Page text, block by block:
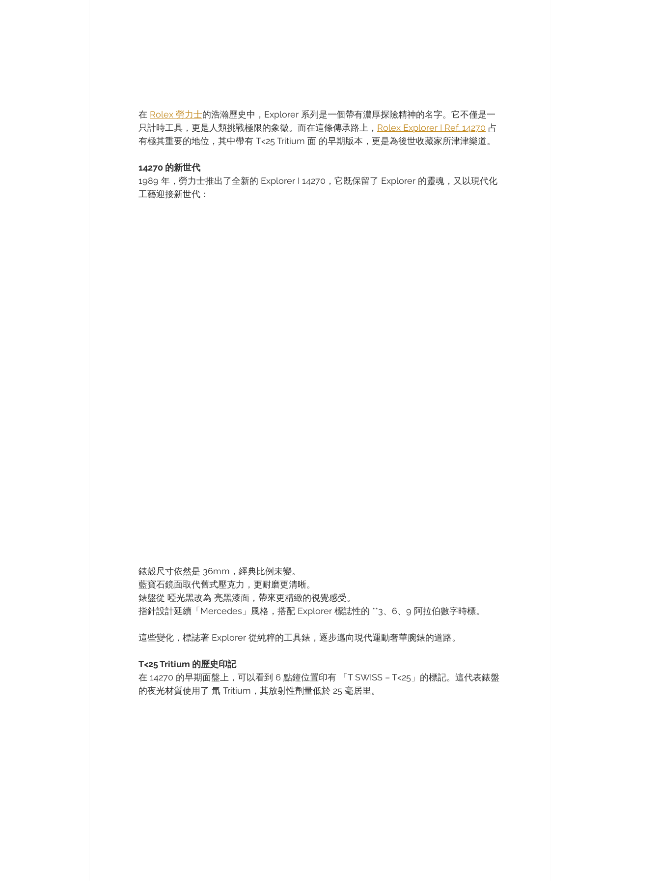
在 Rolex 勞力士的浩瀚歷史中，Explorer 系列是一個帶有濃厚探險精神的名字。它不僅是一
只計時工具，更是人類挑戰極限的象徵。而在這條傳承路上， Rolex Explorer I Ref. 14270 占
有極其重要的地位，其中帶有 T<25 Tritium 面 的早期版本，更是為後世收藏家所津津樂道。
14270 的新世代
1989 年，勞力士推出了全新的 Explorer I 14270，它既保留了 Explorer 的靈魂，又以現代化
工藝迎接新世代：
錶殼尺寸依然是 36mm，經典比例未變。
藍寶石鏡面取代舊式壓克力，更耐磨更清晰。
錶盤從 啞光黑改為 亮黑漆面，帶來更精緻的視覺感受。
指針設計延續「Mercedes」風格，搭配 Explorer 標誌性的 **3、6、9 阿拉伯數字時標。
這些變化，標誌著 Explorer 從純粹的工具錶，逐步邁向現代運動奢華腕錶的道路。
T<25 Tritium 的歷史印記
在 14270 的早期面盤上，可以看到 6 點鐘位置印有 「T SWISS – T<25」的標記。這代表錶盤
的夜光材質使用了 氚 Tritium，其放射性劑量低於 25 毫居里。